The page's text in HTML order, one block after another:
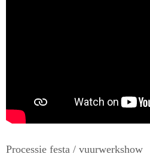
Processie festa / vuurwerkshow